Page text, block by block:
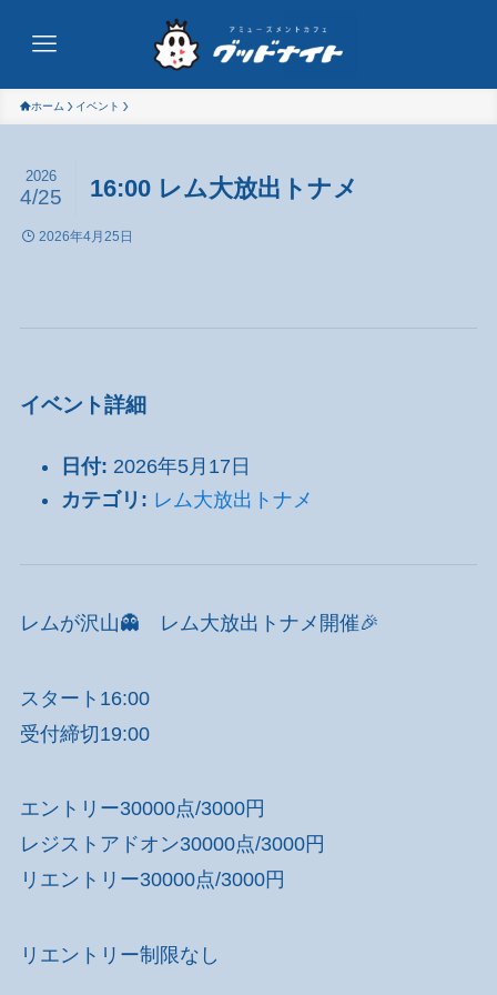
ホーム イベント
16:00 レム大放出トナメ
2026
4/25
2026年4月25日
イベント詳細
日付: 2026年5月17日
カテゴリ: レム大放出トナメ
レムが沢山👻 レム大放出トナメ開催🎉
スタート16:00
受付締切19:00
エントリー30000点/3000円
レジストアドオン30000点/3000円
リエントリー30000点/3000円
リエントリー制限なし